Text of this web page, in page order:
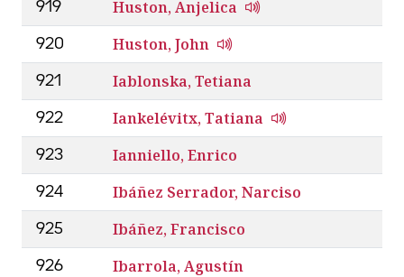
919 Huston, Anjelica
920 Huston, John
921 Iablonska, Tetiana
922 Iankelévitx, Tatiana
923 Ianniello, Enrico
924 Ibáñez Serrador, Narciso
925 Ibáñez, Francisco
926 Ibarrola, Agustín